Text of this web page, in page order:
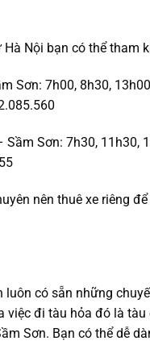
Nội bạn có thể tham
Sơn: 7h00, 8h30,
Sơn: 7h30, 11h30,
nên thuê xe riêng
luôn có sẵn những
việc đi tàu hỏa đó là
Sơn. Bạn có thể dễ